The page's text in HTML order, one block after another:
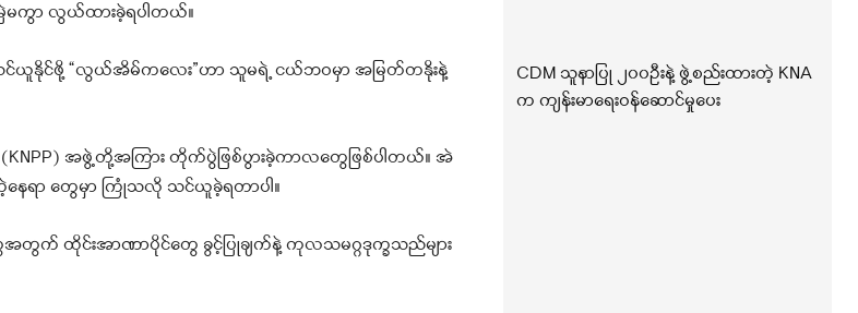
ကွာ လွယ်ထားခဲ့ရပါတယ်။
ာသင်ယူနိုင်ဖို့ “လွယ်အိမ်ကလေး”ဟာ သူမရဲ့ ငယ်ဘဝမှာ အမြတ်တနိုးနဲ့
အဖွဲ့တို့အကြား တိုက်ပွဲဖြစ်ပွားခဲ့ကာလတွေဖြစ်ပါတယ်။ အဲ
နေရာ တွေမှာ ကြုံသလို သင်ယူခဲ့ရတာပါ။
တွက် ထိုင်းအာဏာပိုင်တွေ ခွင့်ပြုချက်နဲ့ ကုလသမဂ္ဂဒုက္ခသည်များ
CDM သူနာပြု ၂၀၀ဦးနဲ့ ဖွဲ့စည်းထားတဲ့ KNA
က ကျန်းမာရေးဝန်ဆောင်မှုပေး